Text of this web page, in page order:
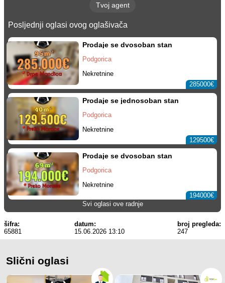
Tvoj agent
Posljednji oglasi ovog oglašivača
Prodaje se dvosoban stan
Podgorica
Nekretnine
285000€
Prodaje se jednosoban stan
Podgorica
Nekretnine
129500€
Prodaje se dvosoban stan
Podgorica
Nekretnine
194000€
Svi oglasi ove radnje
šifra:
65881
datum:
15.06.2026 13:10
broj pregleda:
247
Slični oglasi